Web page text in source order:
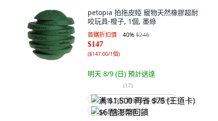
petopia 拍拖皮婭 寵物天然橡膠超耐
咬玩具-橙子, 1個, 墨綠
首購折扣價 40%$246
$147
($147.00/1個)
明天 8/9 (日) 預計送達
(17)
满 $1,500 再省 $75 (王道卡)
$6 酷澎幣回饋